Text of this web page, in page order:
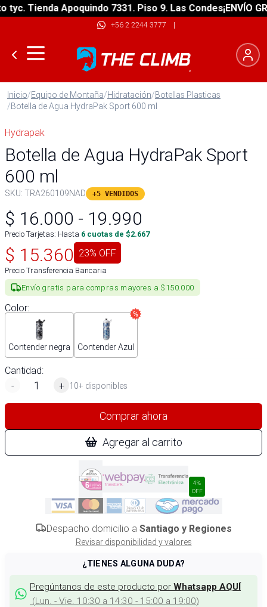
Tienda Apoquindo 7331. Piso 9. Las Condes¡ENVÍO
+56 2 2244 3777 |
Inicio/Equipo de Montaña/Hidratación/Botellas Plasticas
/Botella de Agua HydraPak Sport 600 ml
Hydrapak
Botella de Agua HydraPak Sport
600 ml
SKU: TRA260109NAD +5 VENDIDOS
$ 16.000 - 19.990
Precio Tarjetas: Hasta 6 cuotas de $2.667
$ 15.360 23% OFF
Precio Transferencia Bancaria
Envío gratis para compras mayores a $150.000
Color:
Contender negra Contender Azul
Cantidad:
-
+ 10+ disponibles
Comprar ahora
Agregar al carrito
4%
OFF
Despacho domicilio a Santiago y Regiones
Revisar disponibilidad y valores
¿TIENES ALGUNA DUDA?
Pregúntanos de este producto por Whatsapp AQUÍ
(Lun. - Vie. 10:30 a 14:30 - 15:00 a 19:00)